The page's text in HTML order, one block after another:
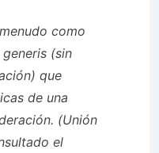
como
generis (sin
que
de una
(Unión
el